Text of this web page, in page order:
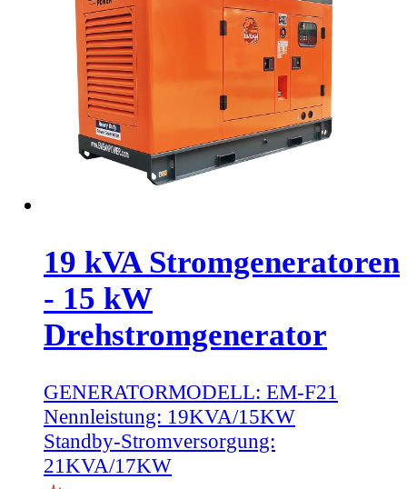
19 kVA Stromgeneratoren
- 15 kW
Drehstromgenerator
GENERATORMODELL: EM-F21
Nennleistung: 19KVA/15KW
Standby-Stromversorgung:
21KVA/17KW